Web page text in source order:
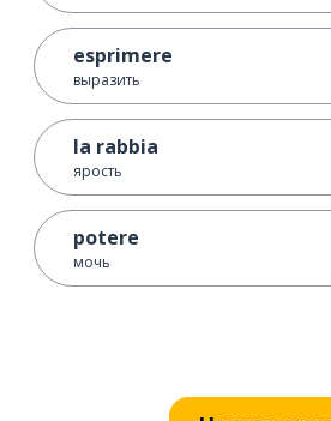
esprimere
выразить
la rabbia
ярость
potere
мочь